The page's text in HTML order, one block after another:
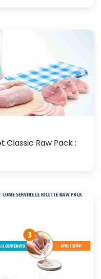
Classic Raw Pack :